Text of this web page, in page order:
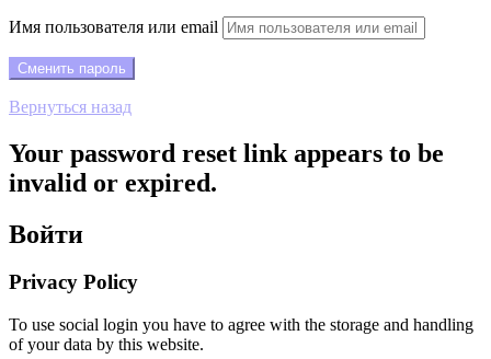
Имя пользователя или email
Вернуться назад
Your password reset link appears to be
invalid or expired.
Войти
Privacy Policy
To use social login you have to agree with the storage and handling
of your data by this website.